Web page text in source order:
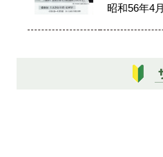
昭和56年4月